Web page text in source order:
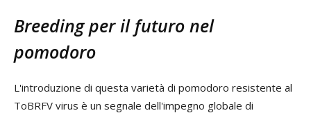
Breeding per il futuro nel
pomodoro
L'introduzione di questa varietà di pomodoro resistente al
ToBRFV virus è un segnale dell'impegno globale di